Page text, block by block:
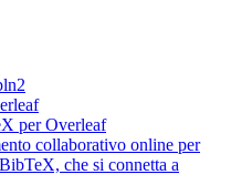
per Overleaf
collaborativo online per
che si connetta a